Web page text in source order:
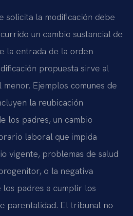
solicita la modificación debe
un cambio sustancial de
la entrada de la orden
propuesta sirve al
Ejemplos comunes de
la reubicación
los padres, un cambio
laboral que impida
vigente, problemas de salud
o la negativa
padres a cumplir los
parentalidad. El tribunal no